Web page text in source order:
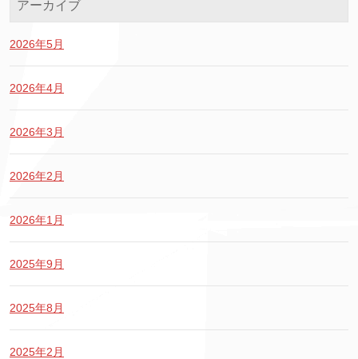
アーカイブ
2026年5月
2026年4月
2026年3月
2026年2月
2026年1月
2025年9月
2025年8月
2025年2月